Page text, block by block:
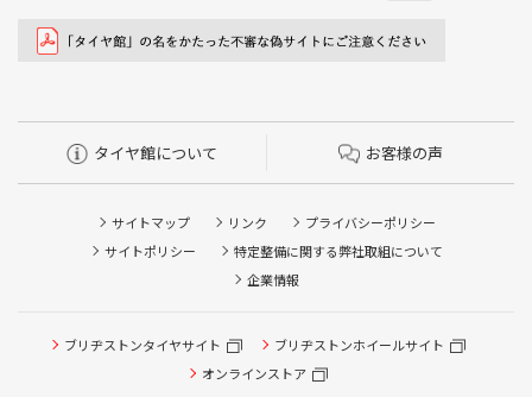
タイヤ館について お客様の声
サイトマップ リンク
プライバシーポリシー
サイトポリシー
特定整備に関する弊社取組について
企業情報
ブリヂストンタイヤサイト
ブリヂストンホイールサイト
オンラインストア